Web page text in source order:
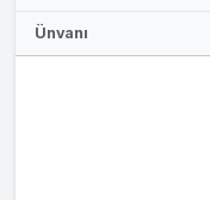
Ünvanı